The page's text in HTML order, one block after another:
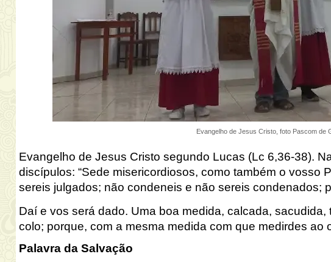
Evangelho de Jesus Cristo, foto Pascom de
Evangelho de Jesus Cristo segundo Lucas (Lc 6,36-38).
discípulos: “Sede misericordiosos, como também o vosso
sereis julgados; não condeneis e não sereis condenados;
Daí e vos será dado. Uma boa medida, calcada, sacudida,
colo; porque, com a mesma medida com que medirdes ao
Palavra da Salvação